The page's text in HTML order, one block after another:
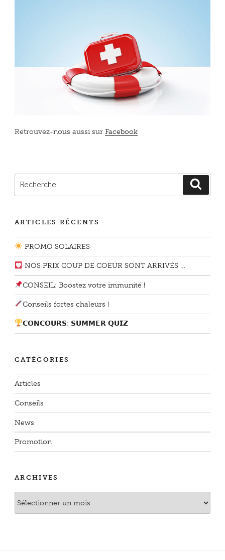
Retrouvez-nous aussi sur Facebook
ARTICLES RÉCENTS
PROMO SOLAIRES
NOS PRIX COUP DE COEUR SONT ARRIVÉS …
CONSEIL: Boostez votre immunité !
Conseils fortes chaleurs !
𝗖𝗢𝗡𝗖𝗢𝗨𝗥𝗦: 𝗦𝗨𝗠𝗠𝗘𝗥 𝗤𝗨𝗜𝗭
CATÉGORIES
Articles
Conseils
News
Promotion
ARCHIVES